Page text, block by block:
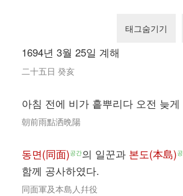
태그숨기기
1694년 3월 25일 계해
二十五日 癸亥
아침 전에 비가 흩뿌리다 오전 늦게
朝前雨點洒晩陽
동면(同面)공간의 일꾼과 본도(本島)
함께 공사하였다.
同面軍及本島人幷役